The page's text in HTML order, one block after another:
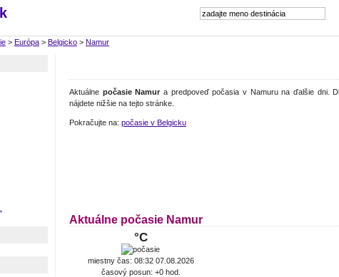
> Európa > Belgicko > Namur
Aktuálne počasie Namur a predpoveď počasia v Namuru na ďalšie dni.
nájdete nižšie na tejto stránke.
Pokračujte na: počasie v Belgicku
Aktuálne počasie Namur
°C
miestny čas: 08:32 07.08.2026
časový posun: +0 hod.